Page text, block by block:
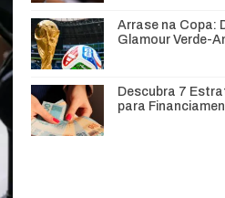
Arrase na Copa:
Glamour Verde-
Descubra 7
para